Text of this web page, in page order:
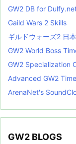
GW2 DB for
Gaild Wars 2 Skills
ギルドウォーズ2 日
GW2 World Boss
GW2 Specialization
Advanced GW2
ArenaNet's
GW2 BLOGS